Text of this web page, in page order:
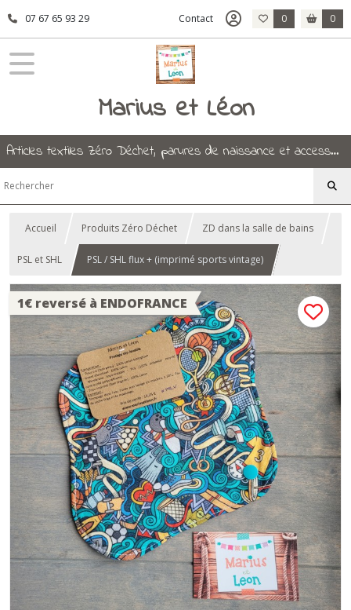
07 67 65 93 29 Contact 0 0
Marius et Léon
Articles textiles Zéro Déchet, parures de naissance et accessoires.
Accueil Produits Zéro Déchet ZD dans la salle de bains
PSL et SHL PSL / SHL flux + (imprimé sports vintage)
1€ reversé à ENDOFRANCE